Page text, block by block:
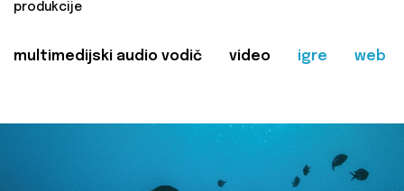
produkcije
multimedijski audio vodič video igre web